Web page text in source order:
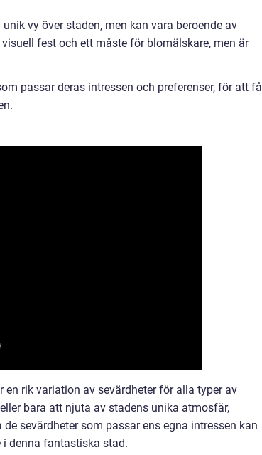
vy över staden, men kan vara beroende av
fest och ett måste för blomälskare, men är
passar deras intressen och preferenser, för att få
rik variation av sevärdheter för alla typer av
bara att njuta av stadens unika atmosfär,
sevärdheter som passar ens egna intressen kan
i denna fantastiska stad.